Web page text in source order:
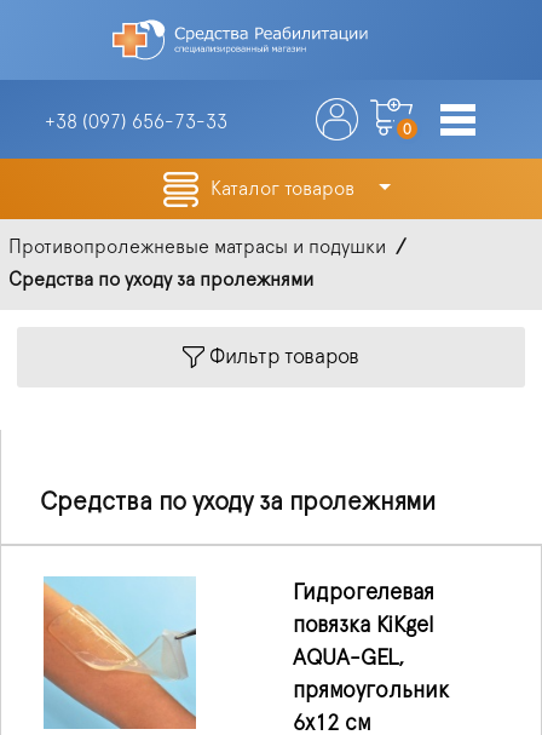
+38 (097) 656-73-33 0
Каталог товаров
Противопролежневые матрасы и подушки
Средства по уходу за пролежнями
Фильтр товаров
Средства по уходу за пролежнями
Гидрогелевая
повязка KiKgеl
AQUA-GEL,
прямоугольник
6х12 см